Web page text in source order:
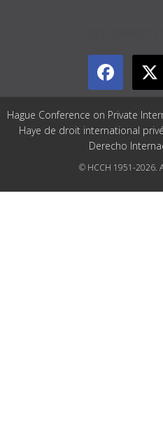
Hague Conference on Private
Haye de droit international
Derecho
© HCCH 1951-2026.